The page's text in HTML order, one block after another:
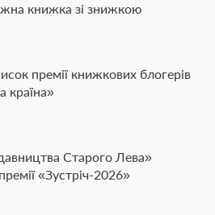
книжка зі знижкою
премії книжкових блогерів
країна»
Старого Лева»
«Зустріч-2026»